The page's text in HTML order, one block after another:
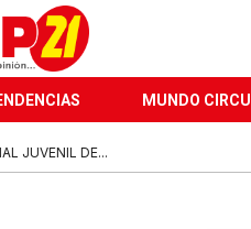
MUNDO
JUVENIL DE...